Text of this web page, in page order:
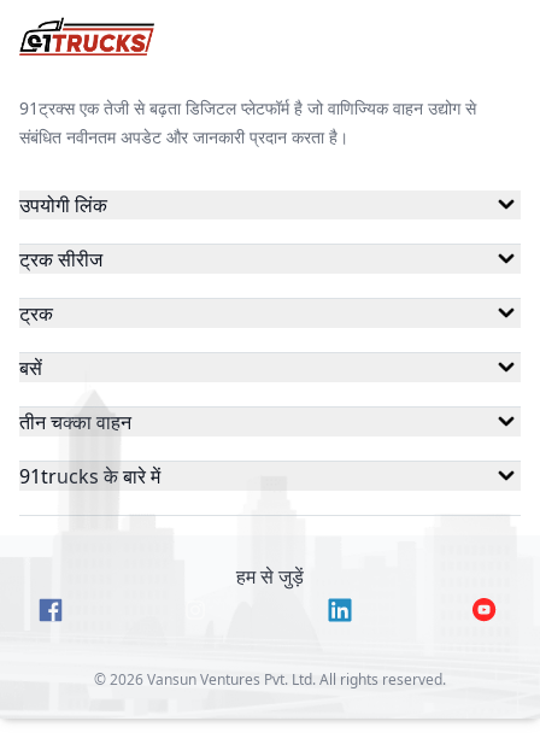
91ट्रक्स एक तेजी से बढ़ता डिजिटल प्लेटफॉर्म है जो वाणिज्यिक वाहन उद्योग से
संबंधित नवीनतम अपडेट और जानकारी प्रदान करता है।
उपयोगी लिंक
ट्रक सीरीज
ट्रक
बसें
तीन चक्का वाहन
91trucks के बारे में
हम से जुड़ें
©2026Vansun Ventures Pvt. Ltd. All rights reserved.